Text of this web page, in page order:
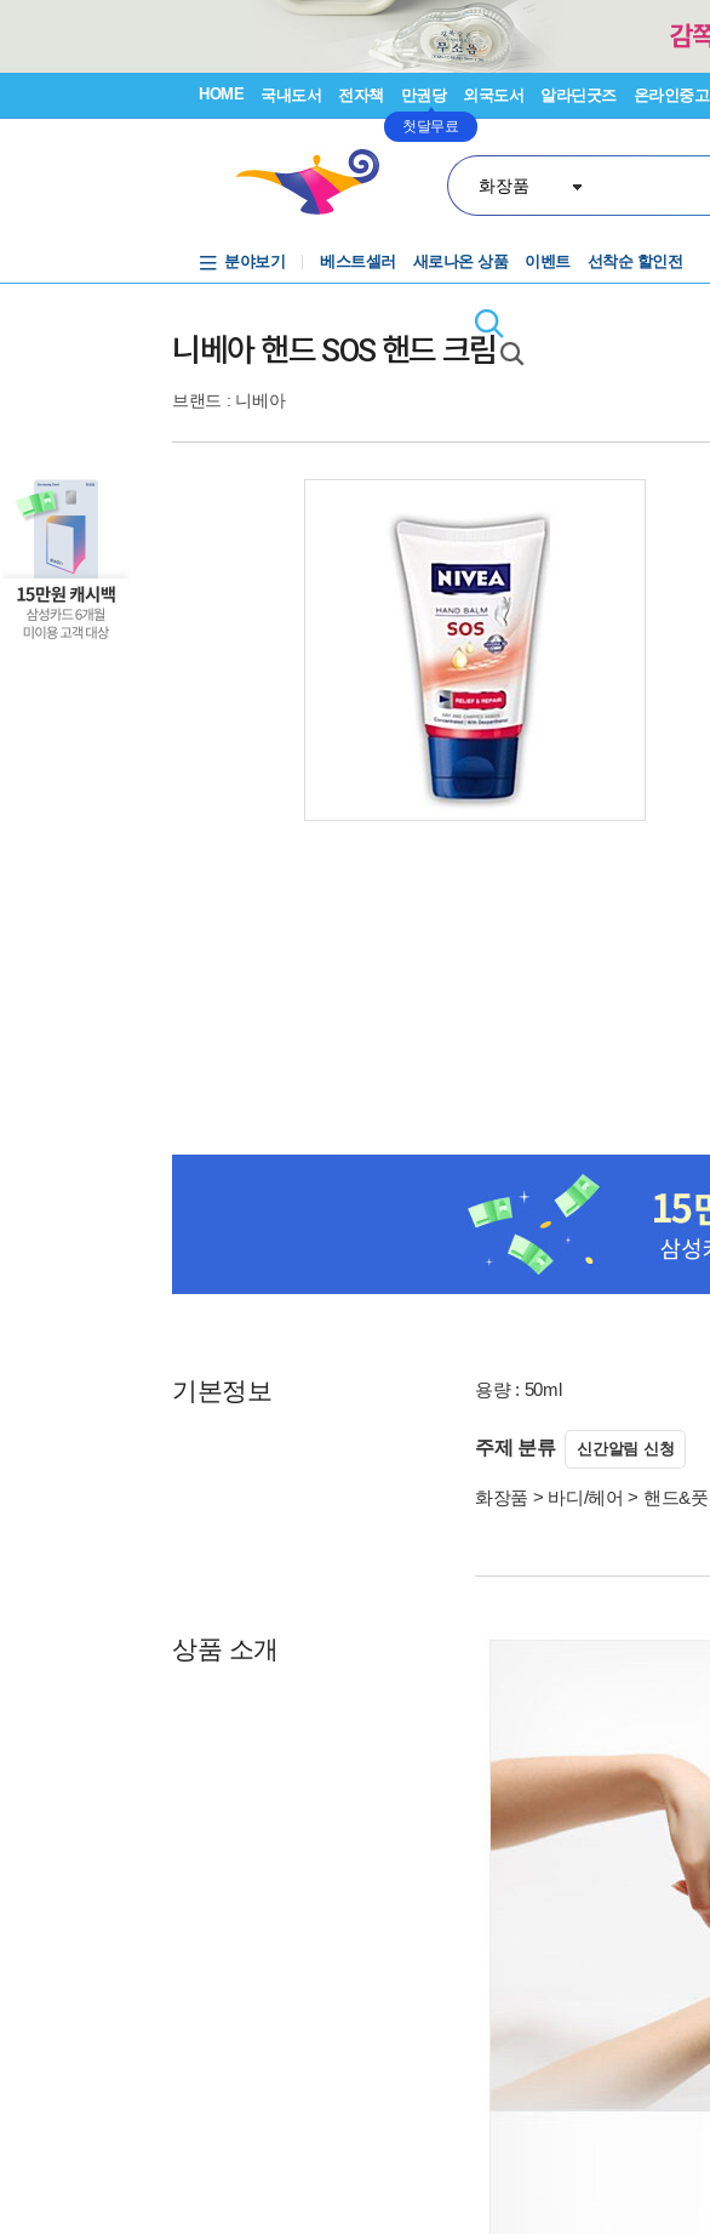
HOME 국내도서 전자책 만권당
첫달무료
외국도서 알라딘굿즈 온라인중고
화장품
분야보기 베스트셀러 새로나온 상품 이벤트 선착순 할인전
니베아 핸드 SOS 핸드 크림
브랜드 : 니베아
기본정보 용량 : 50ml
주제 분류 신간알림 신청
화장품 > 바디/헤어 > 핸드&풋
상품 소개